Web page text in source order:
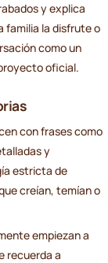
y explica
familia la disfrute o
como un
oficial.
con frases como
y
estricta de
creían, temían o
empiezan a
recuerda a